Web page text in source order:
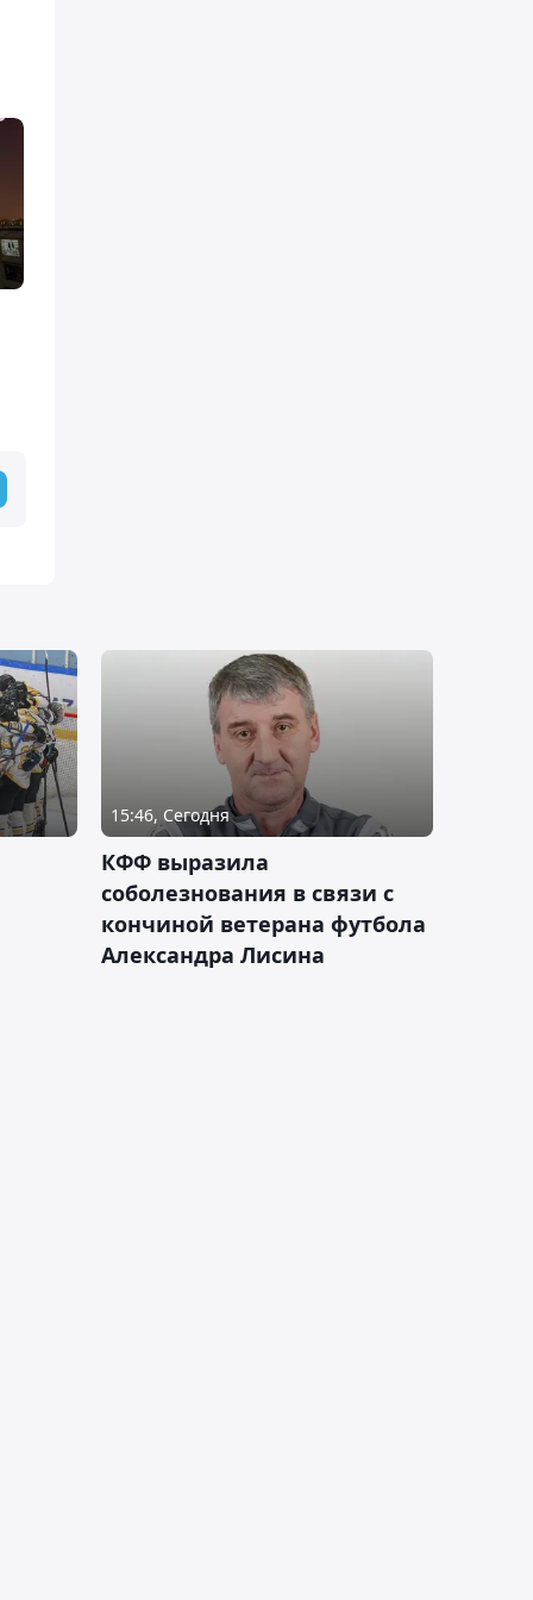
15:46, Сегодня
КФФ выразила
соболезнования в связи с
кончиной ветерана футбола
Александра Лисина